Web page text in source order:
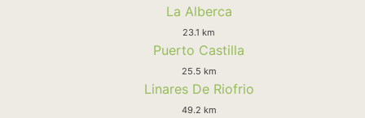
La Alberca
23.1 km
Puerto Castilla
25.5 km
Linares De Riofrio
49.2 km